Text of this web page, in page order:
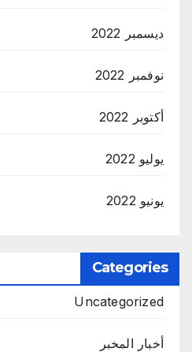
ديسمبر 2022
نوفمبر 2022
أكتوبر 2022
يوليو 2022
يونيو 2022
Categories
Uncategorized
أخبار المخبر